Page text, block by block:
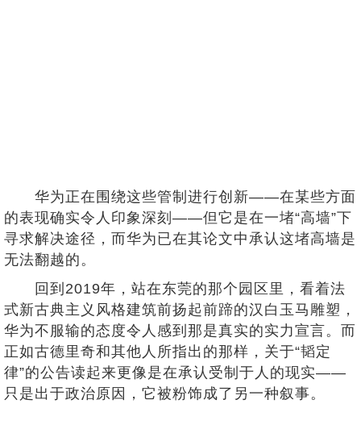
华为正在围绕这些管制进行创新——在某些方面
的表现确实令人印象深刻——但它是在一堵“高墙”下
寻求解决途径，而华为已在其论文中承认这堵高墙是
无法翻越的。
回到2019年，站在东莞的那个园区里，看着法
式新古典主义风格建筑前扬起前蹄的汉白玉马雕塑，
华为不服输的态度令人感到那是真实的实力宣言。而
正如古德里奇和其他人所指出的那样，关于“韬定
律”的公告读起来更像是在承认受制于人的现实——
只是出于政治原因，它被粉饰成了另一种叙事。